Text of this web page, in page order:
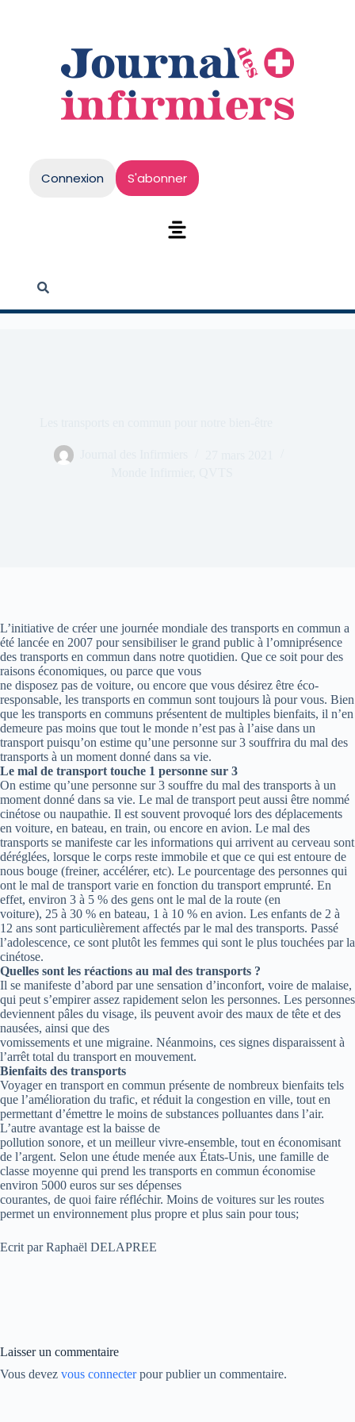
Connexion S'abonner
L’initiative de créer une journée mondiale des transports en commun a
été lancée en 2007 pour sensibiliser le grand public à l’omniprésence
des transports en commun dans notre quotidien. Que ce soit pour des
raisons économiques, ou parce que vous
ne disposez pas de voiture, ou encore que vous désirez être éco-
responsable, les transports en commun sont toujours là pour vous. Bien
que les transports en communs présentent de multiples bienfaits, il n’en
demeure pas moins que tout le monde n’est pas à l’aise dans un
transport puisqu’on estime qu’une personne sur 3 souffrira du mal des
transports à un moment donné dans sa vie.
Le mal de transport touche 1 personne sur 3
On estime qu’une personne sur 3 souffre du mal des transports à un
moment donné dans sa vie. Le mal de transport peut aussi être nommé
cinétose ou naupathie. Il est souvent provoqué lors des déplacements
en voiture, en bateau, en train, ou encore en avion. Le mal des
transports se manifeste car les informations qui arrivent au cerveau sont
déréglées, lorsque le corps reste immobile et que ce qui est entoure de
nous bouge (freiner, accélérer, etc). Le pourcentage des personnes qui
ont le mal de transport varie en fonction du transport emprunté. En
effet, environ 3 à 5 % des gens ont le mal de la route (en
voiture), 25 à 30 % en bateau, 1 à 10 % en avion. Les enfants de 2 à
12 ans sont particulièrement affectés par le mal des transports. Passé
l’adolescence, ce sont plutôt les femmes qui sont le plus touchées par la
cinétose.
Quelles sont les réactions au mal des transports ?
Il se manifeste d’abord par une sensation d’inconfort, voire de malaise,
qui peut s’empirer assez rapidement selon les personnes. Les personnes
deviennent pâles du visage, ils peuvent avoir des maux de tête et des
nausées, ainsi que des
vomissements et une migraine. Néanmoins, ces signes disparaissent à
l’arrêt total du transport en mouvement.
Bienfaits des transports
Voyager en transport en commun présente de nombreux bienfaits tels
que l’amélioration du trafic, et réduit la congestion en ville, tout en
permettant d’émettre le moins de substances polluantes dans l’air.
L’autre avantage est la baisse de
pollution sonore, et un meilleur vivre-ensemble, tout en économisant
de l’argent. Selon une étude menée aux États-Unis, une famille de
classe moyenne qui prend les transports en commun économise
environ 5000 euros sur ses dépenses
courantes, de quoi faire réfléchir. Moins de voitures sur les routes
permet un environnement plus propre et plus sain pour tous;
Ecrit par Raphaël DELAPREE
Laisser un commentaire
Vous devez vous connecterpour publier un commentaire.